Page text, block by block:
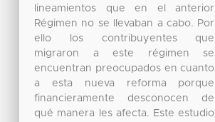
lineamientos que en el anterior
Régimen no se llevaban a cabo. Por
ello los contribuyentes que
migraron a este régimen se
encuentran preocupados en cuanto
a esta nueva reforma porque
financieramente desconocen de
qué manera les afecta. Este estudio